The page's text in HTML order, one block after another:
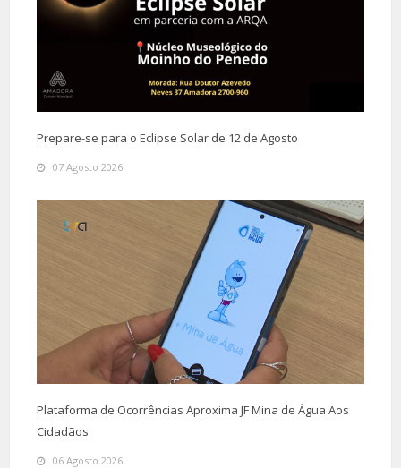
Prepare-se para o Eclipse Solar de 12 de Agosto
07 Agosto 2026
Plataforma de Ocorrências Aproxima JF Mina de Água Aos
Cidadãos
06 Agosto 2026